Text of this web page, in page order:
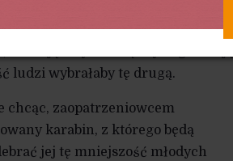
prawa,. To skieruje
ale na dodatek postuluje powrót
ludzi wybrałaby tę drugą.
chcąc, zaopatrzeniowcem
karabin, z którego będą
jej tę mniejszość młodych